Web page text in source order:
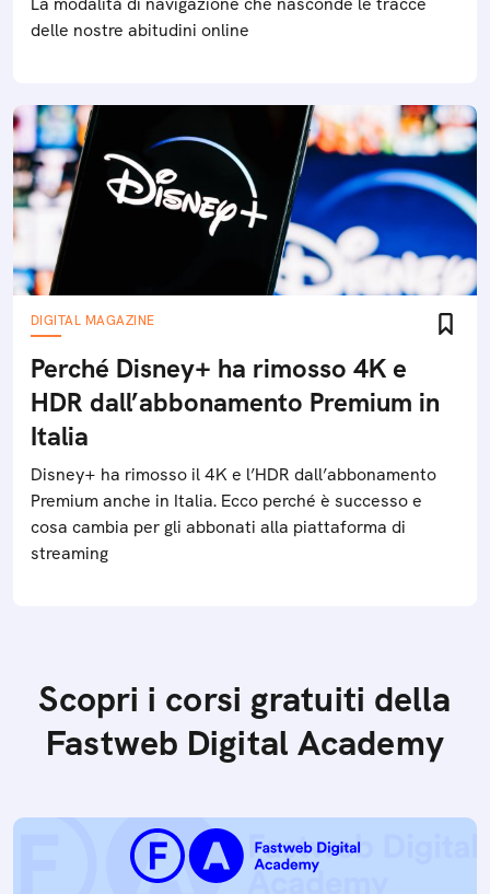
delle nostre abitudini online
DIGITAL MAGAZINE
Perché Disney+ ha rimosso 4K e
HDR dall’abbonamento Premium in
Italia
Disney+ ha rimosso il 4K e l’HDR dall’abbonamento
Premium anche in Italia. Ecco perché è successo e
cosa cambia per gli abbonati alla piattaforma di
streaming
Scopri i corsi gratuiti della
Fastweb Digital Academy